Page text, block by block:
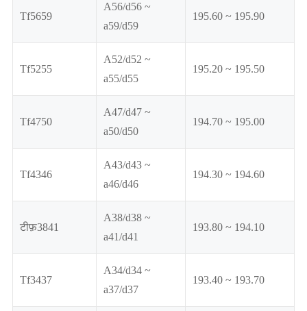
Tf5659
A56/d56 ~
a59/d59
195.60 ~ 195.90
Tf5255
A52/d52 ~
a55/d55
195.20 ~ 195.50
Tf4750
A47/d47 ~
a50/d50
194.70 ~ 195.00
Tf4346
A43/d43 ~
a46/d46
194.30 ~ 194.60
टीफ़3841
A38/d38 ~
a41/d41
193.80 ~ 194.10
Tf3437
A34/d34 ~
a37/d37
193.40 ~ 193.70